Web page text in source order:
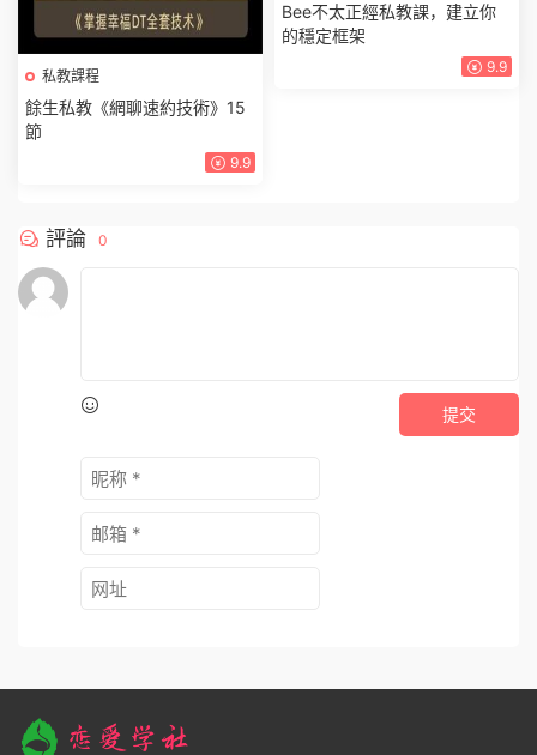
私教課程
餘生私教《網聊速約技術》15
節
9.9
Bee不太正經私教課，建立你
的穩定框架
9.9
評論 0
提交